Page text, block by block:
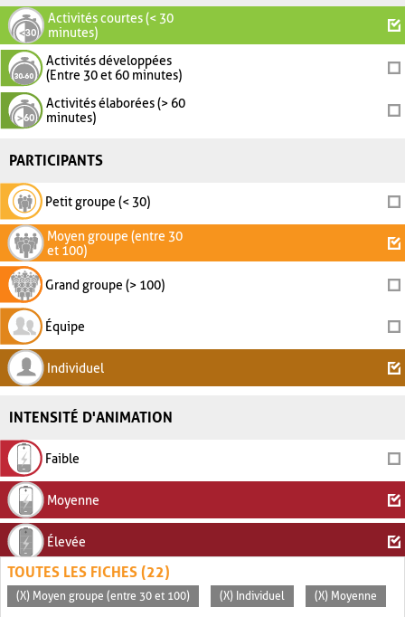
Activités courtes (< 30
minutes)
Activités développées
(Entre 30 et 60 minutes)
Activités élaborées (> 60
minutes)
PARTICIPANTS
Petit groupe (< 30)
Moyen groupe (entre 30
et 100)
Grand groupe (> 100)
Équipe
Individuel
INTENSITÉ D'ANIMATION
Faible
Moyenne
Élevée
TOUTES LES FICHES (22)
(X) Moyen groupe (entre 30 et 100) (X) Individuel (X) Moyenne